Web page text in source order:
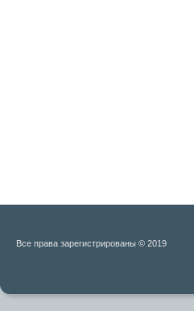
Все права зарегистрированы © 2019